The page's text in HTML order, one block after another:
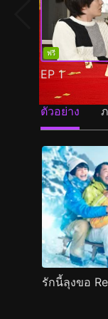
ฟรี
EP1
ตัวอย่าง
รักนี้ลุงขอ